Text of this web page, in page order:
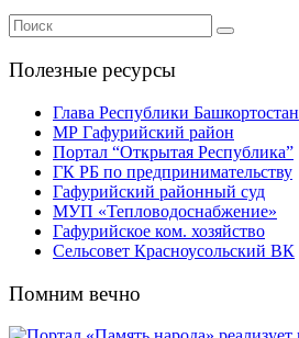
Полезные ресурсы
Глава Республики Башкортостан
МР Гафурийский район
Портал “Открытая Республика”
ГК РБ по предпринимательству
Гафурийский районный суд
МУП «Тепловодоснабжение»
Гафурийское ком. хозяйство
Сельсовет Красноусольский ВК
Помним вечно